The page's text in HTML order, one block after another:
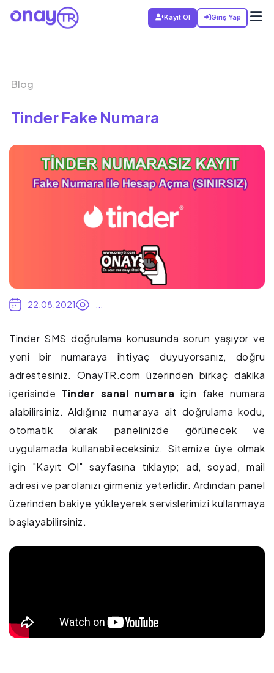
Kayıt Ol Giriş Yap
Blog
Tinder Fake Numara
22.08.2021
Tinder SMS doğrulama konusunda sorun yaşıyor ve
yeni bir numaraya ihtiyaç duyuyorsanız, doğru
adrestesiniz. OnayTR.com üzerinden birkaç dakika
içerisinde Tinder sanal numara için fake numara
alabilirsiniz. Aldığınız numaraya ait doğrulama kodu,
otomatik olarak panelinizde görünecek ve
uygulamada kullanabileceksiniz. Sitemize üye olmak
için "Kayıt Ol" sayfasına tıklayıp; ad, soyad, mail
adresi ve parolanızı girmeniz yeterlidir. Ardından panel
üzerinden bakiye yükleyerek servislerimizi kullanmaya
başlayabilirsiniz.